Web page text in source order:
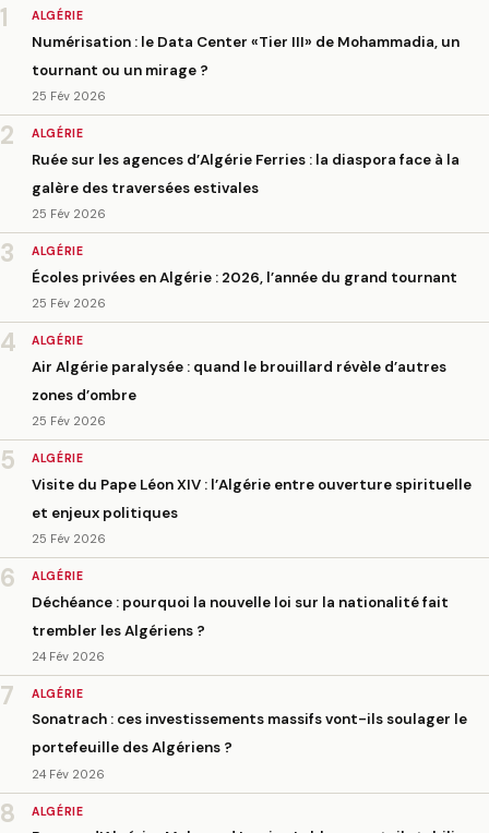
1 ALGÉRIE
Numérisation : le Data Center «Tier III» de Mohammadia, un
tournant ou un mirage ?
25 Fév 2026
2 ALGÉRIE
Ruée sur les agences d’Algérie Ferries : la diaspora face à la
galère des traversées estivales
25 Fév 2026
3 ALGÉRIE
Écoles privées en Algérie : 2026, l’année du grand tournant
25 Fév 2026
4 ALGÉRIE
Air Algérie paralysée : quand le brouillard révèle d’autres
zones d’ombre
25 Fév 2026
5 ALGÉRIE
Visite du Pape Léon XIV : l’Algérie entre ouverture spirituelle
et enjeux politiques
25 Fév 2026
6 ALGÉRIE
Déchéance : pourquoi la nouvelle loi sur la nationalité fait
trembler les Algériens ?
24 Fév 2026
7 ALGÉRIE
Sonatrach : ces investissements massifs vont-ils soulager le
portefeuille des Algériens ?
24 Fév 2026
8 ALGÉRIE